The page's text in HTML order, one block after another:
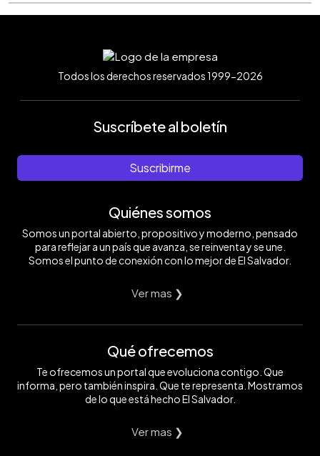
Todos los derechos reservados 1999-2026
Suscríbete al boletín
Suscribirme
Quiénes somos
Somos un portal abierto, propositivo y moderno, pensado
para reflejar a un país que avanza, se reinventa y se une.
Somos el punto de conexión con lo mejor de El Salvador.
Ver mas ❯
Qué ofrecemos
Te ofrecemos un portal que evoluciona contigo. Que
informa, pero también inspira. Que te representa. Mostramos
de lo que está hecho El Salvador.
Ver mas ❯